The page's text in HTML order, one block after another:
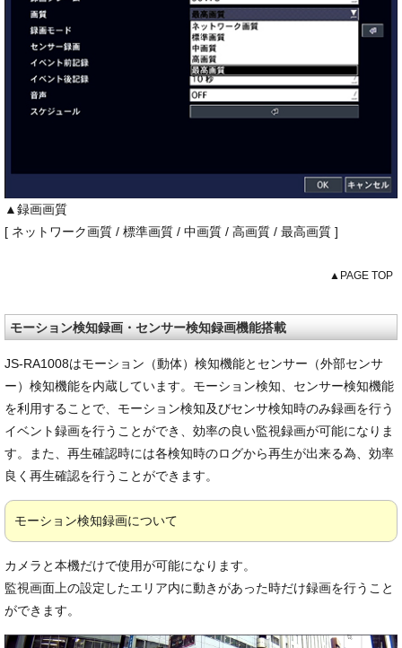
▲録画画質
[ ネットワーク画質 / 標準画質 / 中画質 / 高画質 / 最高画質 ]
▲PAGE TOP
モーション検知録画・センサー検知録画機能搭載
JS-RA1008はモーション（動体）検知機能とセンサー（外部センサ
ー）検知機能を内蔵しています。モーション検知、センサー検知機能
を利用することで、モーション検知及びセンサ検知時のみ録画を行う
イベント録画を行うことができ、効率の良い監視録画が可能になりま
す。また、再生確認時には各検知時のログから再生が出来る為、効率
良く再生確認を行うことができます。
モーション検知録画について
カメラと本機だけで使用が可能になります。
監視画面上の設定したエリア内に動きがあった時だけ録画を行うこと
ができます。